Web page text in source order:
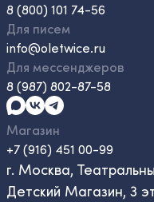
8 (800) 101 74-56
Для писем
info@oletwice.ru
Для мессенджеров
8 (987) 802-87-58
Магазин
+7 (916) 451 00-99
г. Москва,
Детский Магазин, 3